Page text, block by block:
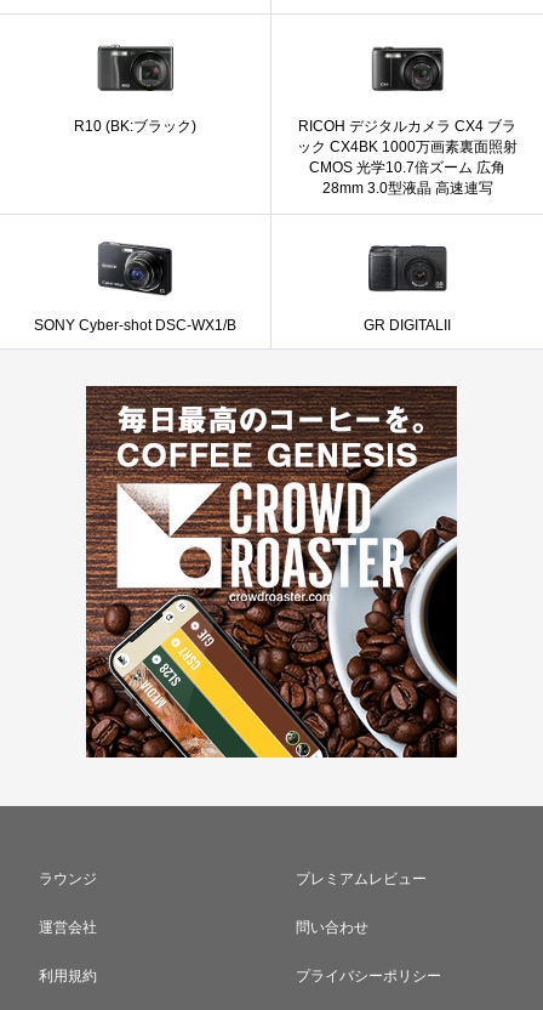
R10 (BK:ブラック)
RICOH デジタルカメラ CX4 ブラ
ック CX4BK 1000万画素裏面照射
CMOS 光学10.7倍ズーム 広角
28mm 3.0型液晶 高速連写
SONY Cyber-shot DSC-WX1/B GR DIGITALII
ラウンジ プレミアムレビュー
運営会社 問い合わせ
利用規約 プライバシーポリシー